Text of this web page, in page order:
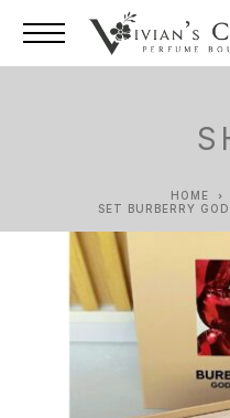
HOME
SET BURBERRY